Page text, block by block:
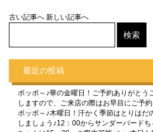
古い記事へ 新しい記事へ
最近の投稿
ポッポ～♪華の金曜日！ご予約ありがとう
しますので、ご来店の際はお早目にご予
ポッポ～♪木曜日！汗かく季節はとりはだ
しましょう♪12：00からサンダーバード